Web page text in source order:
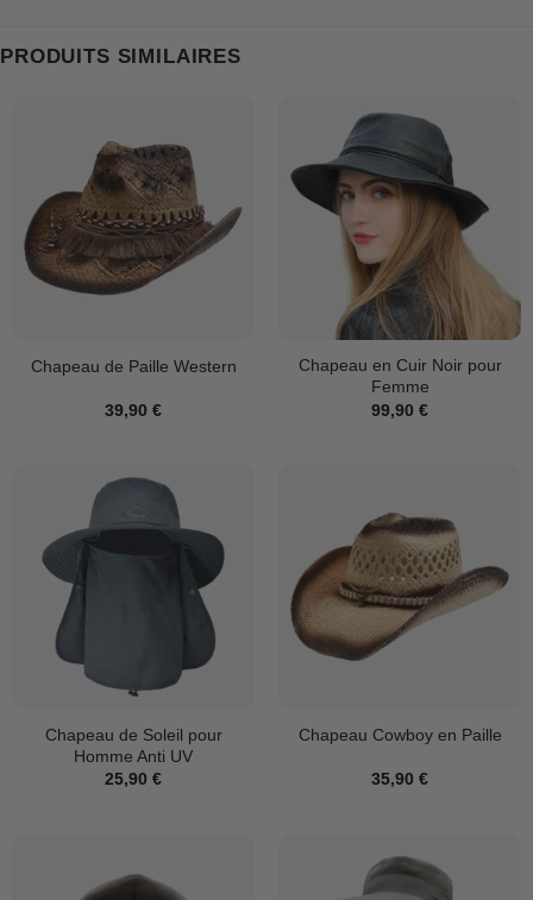
PRODUITS SIMILAIRES
Chapeau de Paille Western
39,90 €
Chapeau en Cuir Noir pour
Femme
99,90 €
Chapeau de Soleil pour
Homme Anti UV
25,90 €
Chapeau Cowboy en Paille
35,90 €